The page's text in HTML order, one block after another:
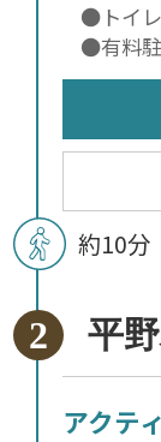
●トイ
●有料
約10分
平
アクテ